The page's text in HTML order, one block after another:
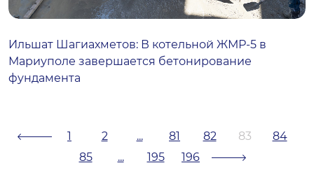
Ильшат Шагиахметов: В котельной ЖМР-5 в
Мариуполе завершается бетонирование
фундамента
1 2 ... 81 82 83
84
85
... 195 196